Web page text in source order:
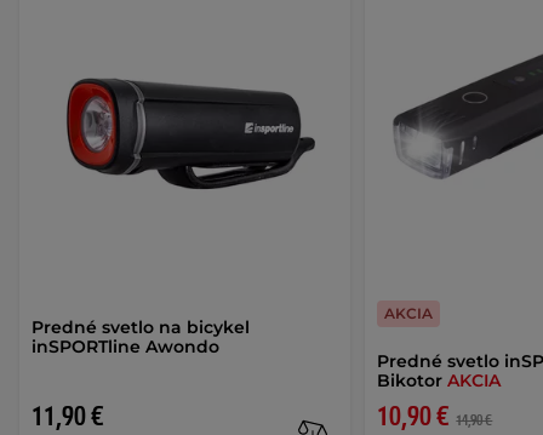
Predné svetlo na bicykel
inSPORTline Awondo
11,90 €
Predné svetlo
BikotorAKCIA
10,90 € 14,90 €
AKCIA